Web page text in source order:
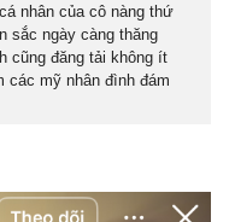
nhân của cô nàng thứ
sắc ngày càng thăng
cũng đăng tải không ít
các mỹ nhân đình đám